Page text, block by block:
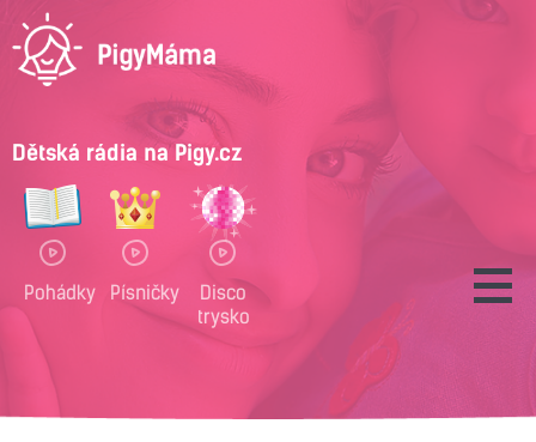
Dětská rádia na Pigy.cz
Pohádky Písničky
Disco
trysko